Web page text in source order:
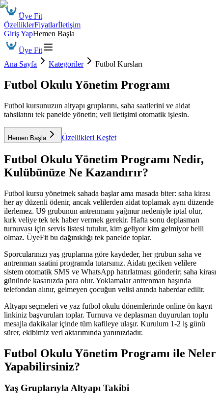
Üye Fit
ÖzelliklerFiyatlarİletişim
Giriş YapHemen Başla
Üye Fit
Ana Sayfa
Kategoriler Futbol Kursları
Futbol Okulu Yönetim Programı
Futbol kursunuzun altyapı gruplarını, saha saatlerini ve aidat
tahsilatını tek panelde yönetin; veli iletişimi otomatik işlesin.
Hemen Başla Özellikleri Keşfet
Futbol Okulu Yönetim Programı Nedir,
Kulübünüze Ne Kazandırır?
Futbol kursu yönetmek sahada başlar ama masada biter: saha kirası
her ay düzenli ödenir, ancak velilerden aidat toplamak aynı düzende
ilerlemez. U9 grubunun antrenmanı yağmur nedeniyle iptal olur,
kırk veliye tek tek haber vermek gerekir. Hafta sonu deplasman
turnuvası için servis listesi tutulur, kim geliyor kim gelmiyor belli
olmaz. ÜyeFit bu dağınıklığı tek panelde toplar.
Sporcularınızı yaş gruplarına göre kaydeder, her grubun saha ve
antrenman saatini programda tutarsınız. Aidatı geciken velilere
sistem otomatik SMS ve WhatsApp hatırlatması gönderir; saha kirası
gününde kasanızda para olur. Yoklamalar antrenman başında
telefondan alınır, gelmeyen çocuğun velisi anında haberdar edilir.
Altyapı seçmeleri ve yaz futbol okulu dönemlerinde online ön kayıt
linkiniz başvuruları toplar. Turnuva ve deplasman duyuruları toplu
mesajla dakikalar içinde tüm kafileye ulaşır. Kurulum 1-2 iş günü
sürer, ekibimiz veri aktarımında yanınızdadır.
Futbol Okulu Yönetim Programı ile Neler
Yapabilirsiniz?
Yaş Gruplarıyla Altyapı Takibi